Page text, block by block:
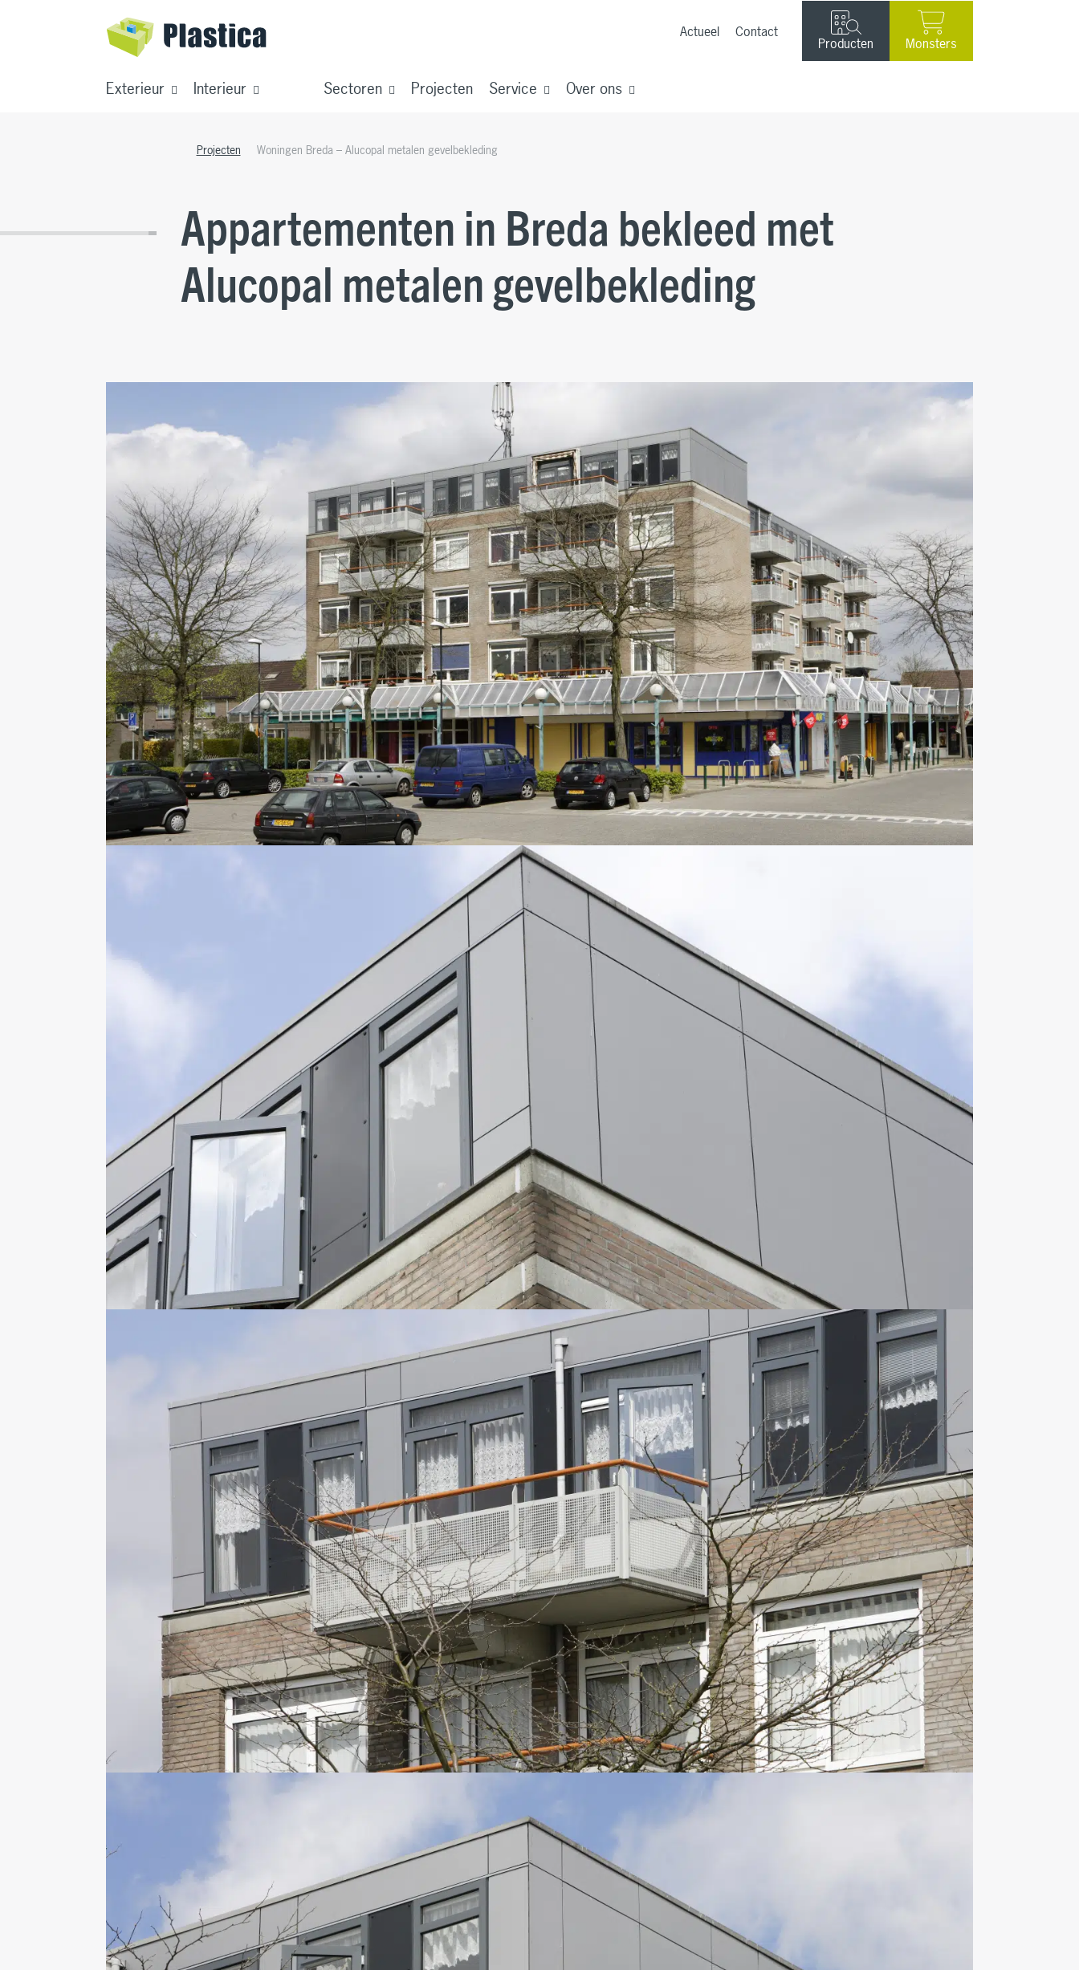
Actueel Contact
Producten Monsters
Exterieur Interieur Sectoren Projecten Service Over ons
Projecten Woningen Breda – Alucopal metalen gevelbekleding
Appartementen in Breda bekleed met
Alucopal metalen gevelbekleding